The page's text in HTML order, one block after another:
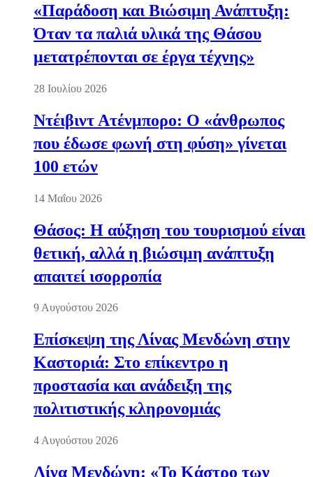
«Παράδοση και Βιώσιμη Ανάπτυξη:
Όταν τα παλιά υλικά της Θάσου
μετατρέπονται σε έργα τέχνης»
28 Ιουλίου 2026
Ντέιβιντ Ατένμπορο: Ο «άνθρωπος
που έδωσε φωνή στη φύση» γίνεται
100 ετών
14 Μαΐου 2026
Θάσος: Η αύξηση του τουρισμού είναι
θετική, αλλά η βιώσιμη ανάπτυξη
απαιτεί ισορροπία
9 Αυγούστου 2026
Επίσκεψη της Λίνας Μενδώνη στην
Καστοριά: Στο επίκεντρο η
προστασία και ανάδειξη της
πολιτιστικής κληρονομιάς
4 Αυγούστου 2026
Λίνα Μενδώνη: «Το Κάστρο των